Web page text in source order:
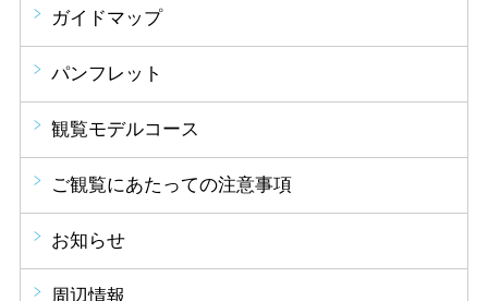
ガイドマップ
パンフレット
観覧モデルコース
ご観覧にあたっての注意事項
お知らせ
周辺情報